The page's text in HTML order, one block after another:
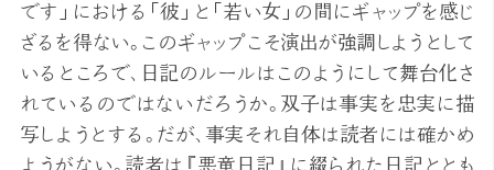
です」における「彼」と「若い女」の間にギャップを感じ
ざるを得ない。このギャップこそ演出が強調しようとして
いるところで、日記のルールはこのようにして舞台化さ
れているのではないだろうか。双子は事実を忠実に描
写しようとする。だが、事実それ自体は読者には確かめ
ようがない。読者は『悪童日記』に綴られた日記ととも